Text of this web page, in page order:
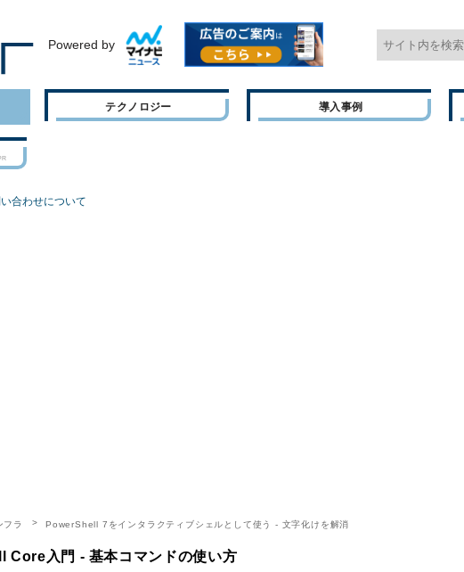
Powered by
テクノロジー 導入事例
合わせについて
フラ PowerShell 7をインタラクティブシェルとして使う - 文字化けを解消
Core入門 - 基本コマンドの使い方